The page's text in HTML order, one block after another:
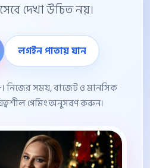
দেখা উচিত নয়।
লগইন পাতায় যান
নিজের সময়, বাজেট ও মানসিক
গেমিং অনুসরণ করুন।